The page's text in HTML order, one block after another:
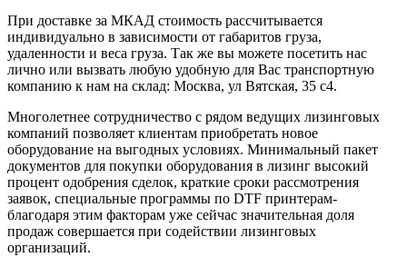
При доставке за МКАД стоимость рассчитывается
индивидуально в зависимости от габаритов груза,
удаленности и веса груза. Так же вы можете посетить нас
лично или вызвать любую удобную для Вас транспортную
компанию к нам на склад: Москва, ул Вятская, 35 c4.
Многолетнее сотрудничество с рядом ведущих лизинговых
компаний позволяет клиентам приобретать новое
оборудование на выгодных условиях. Минимальный пакет
документов для покупки оборудования в лизинг высокий
процент одобрения сделок, краткие сроки рассмотрения
заявок, специальные программы по DTF принтерам-
благодаря этим факторам уже сейчас значительная доля
продаж совершается при содействии лизинговых
организаций.